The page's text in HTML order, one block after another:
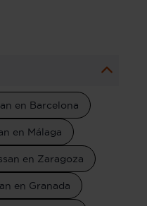
en Barcelona
en Málaga
en Zaragoza
en Granada